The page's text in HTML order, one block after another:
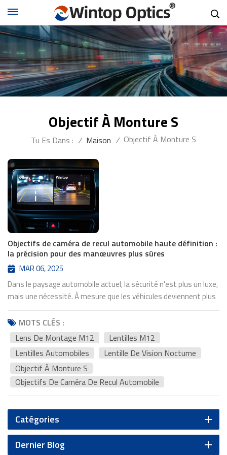
Objectif À Monture S
Tu Es Dans : / Maison / Objectif À Monture S
Objectifs de caméra de recul automobile haute définition :
la précision pour des manœuvres plus sûres
MAR 06, 2025
Dans le paysage automobile actuel, la sécurité n'est plus un luxe,
mais une nécessité. À mesure que les véhicules deviennent plus
intelligents et que les conducteurs exigent une meilleure
visibilité, le rôle de la sécurité s'accroît. objectifs de caméra de
recul automobile haute définitionest passé d'un simple confort à
un élément de sécurité essentiel. Qu'il s'agisse de manœuvrer
dans des parkings bondés, de tracter une remorque ou de faire
marche arrière par faible luminosité, les conducteurs comptent
sur une imagerie nette et sans distorsion pour éviter les
accidents. Au cœur de ces systèmes se trouve une technologie
de vision nocturneet de conception préciselentilles
automobilesConçu pour fonctionner sous pression.L'essor des
caméras de recul : l'importance de l'optiqueDepuis leur
MOTS CLÉS :
Lens De Montage M12
Lentilles M12
Lentilles Automobiles
Lentille De Vision Nocturne
Objectif À Monture S
Objectifs De Caméra De Recul Automobile
Catégories
Dernier Blog